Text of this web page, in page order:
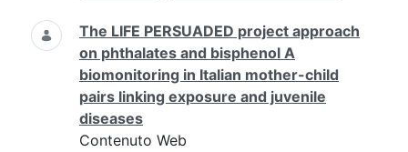
The LIFE PERSUADED project approach
on phthalates and bisphenol A
biomonitoring in Italian mother-child
pairs linking exposure and juvenile
diseases
Contenuto Web